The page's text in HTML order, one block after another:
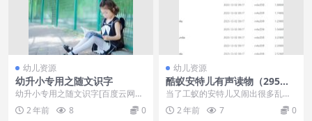
幼儿资源
幼升小专用之随文识字
幼升小专用之随文识字[百度云网盘]
幼升小专用~随文识字专题全集！
2 年前 8 0
幼儿资源
酷蚁安特儿有声读物（295
集）
当了工蚁的安特儿又闹出很多乱
子。想做好事反惹祸。因被家人误
解负气出走，误入大头蚁...
2 年前 7 0